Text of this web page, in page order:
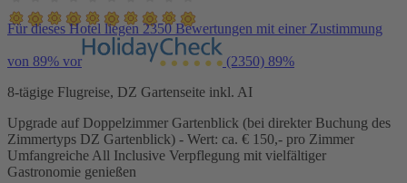
Für dieses Hotel liegen 2350 Bewertungen mit einer Zustimmung
von 89% vor (2350) 89%
8-tägige Flugreise, DZ Gartenseite inkl. AI
Upgrade auf Doppelzimmer Gartenblick (bei direkter Buchung des
Zimmertyps DZ Gartenblick) - Wert: ca. € 150,- pro Zimmer
Umfangreiche All Inclusive Verpflegung mit vielfältiger
Gastronomie genießen